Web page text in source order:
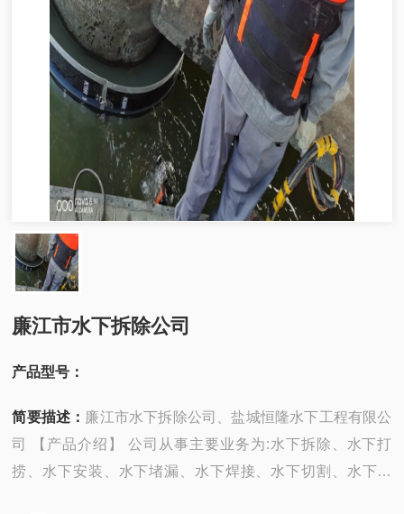
廉江市水下拆除公司
产品型号：
简要描述： 廉江市水下拆除公司、盐城恒隆水下工程有限公
司 【产品介绍】 公司从事主要业务为:水下拆除、水下打
捞、水下安装、水下堵漏、水下焊接、水下切割、水下摄